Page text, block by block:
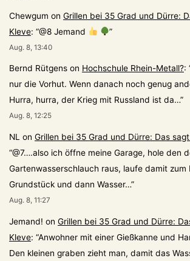
Chewgum on Grillen bei 35 Grad und Dürre:
Kleve: “@8 Jemand ”
Aug. 8, 13:40
Bernd Rütgens on Hochschule Rhein-Metall?:
nur die Vorhut. Wenn danach noch genug
Hurra, hurra, der Krieg mit Russland ist da…”
Aug. 8, 12:25
NL on Grillen bei 35 Grad und Dürre: Das
“@7….also ich öffne meine Garage, hole den
Gartenwasserschlauch raus, laufe damit zum
Grundstück und dann Wasser…”
Aug. 8, 11:27
Jemand! on Grillen bei 35 Grad und Dürre:
Kleve: “Anwohner mit einer Gießkanne und
Den kleinen graben zieht man, damit das